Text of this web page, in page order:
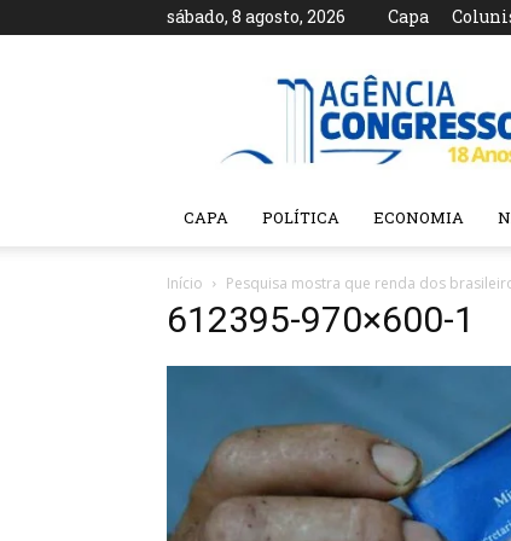
sábado, 8 agosto, 2026 Capa
Agência
CAPA POLÍTICA ECONOMIA
Início Pesquisa mostra que renda dos
612395-970×600-1